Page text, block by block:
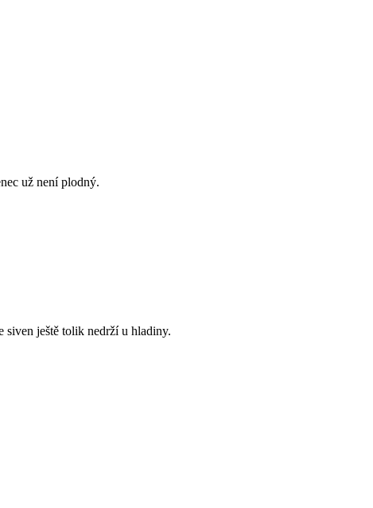
už není plodný.
siven ještě tolik nedrží u hladiny.